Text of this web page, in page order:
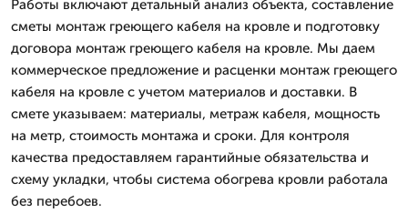
Работы включают детальный анализ объекта, составление
сметы монтаж греющего кабеля на кровле и подготовку
договора монтаж греющего кабеля на кровле. Мы даем
коммерческое предложение и расценки монтаж греющего
кабеля на кровле с учетом материалов и доставки. В
смете указываем: материалы, метраж кабеля, мощность
на метр, стоимость монтажа и сроки. Для контроля
качества предоставляем гарантийные обязательства и
схему укладки, чтобы система обогрева кровли работала
без перебоев.